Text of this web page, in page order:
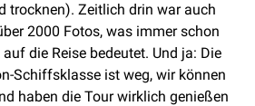
trocknen). Zeitlich drin war auch
2000 Fotos, was immer schon
die Reise bedeutet. Und ja: Die
Schiffsklasse ist weg, wir können
haben die Tour wirklich genießen